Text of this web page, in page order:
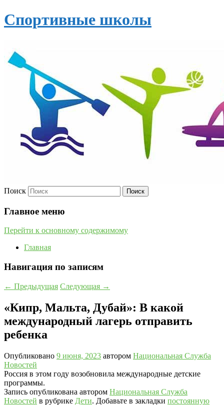
Спортивные школы
Поиск
Главное меню
Перейти к основному содержимому
Главная
Навигация по записям
← Предыдущая Следующая →
«Кипр, Мальта, Дубай»: В какой
международный лагерь отправить
ребенка
Опубликовано 9 июня, 2023 автором Национальная Служба
Новостей
Россия в этом году возобновила международные детские
программы.
Запись опубликована автором Национальная Служба
Новостей в рубрике Дети. Добавьте в закладки постоянную